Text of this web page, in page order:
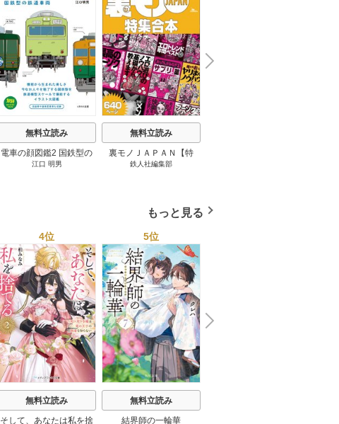
無料立読み
電車の顔図鑑2 国鉄型の
鉄道車両 1巻
江口 明男
無料立読み
裏モノＪＡＰＡＮ【特
集】★超ボリューム版６
トレンド年間ベスト★お
っさん５０人の体験から
学ぶ★夢のようなエロい
楽園３０ 1巻
鉄人社編集部
N
e
x
t
もっと見る
4位
無料立読み
そして、あなたは私を捨
5位
無料立読み
結界師の一輪華
N
e
x
t